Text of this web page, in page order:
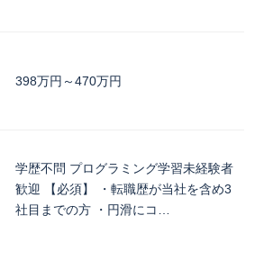
398万円～470万円
学歴不問 プログラミング学習未経験者
歓迎 【必須】 ・転職歴が当社を含め3
社目までの方 ・円滑にコ…